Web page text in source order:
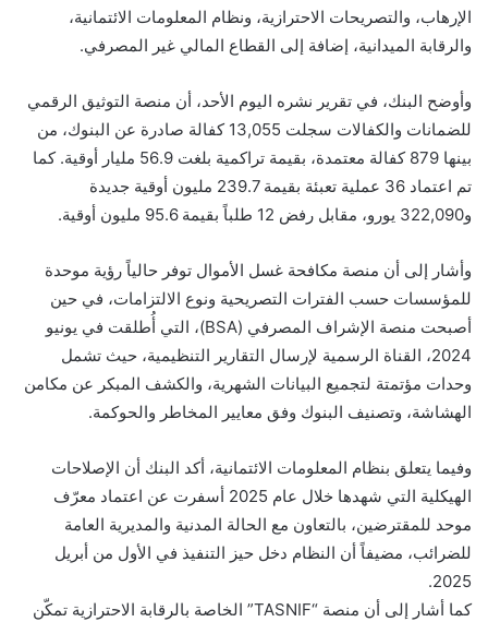
الإرهاب، والتصريحات الاحترازية، ونظام المعلومات الائتمانية،
والرقابة الميدانية، إضافة إلى القطاع المالي غير المصرفي.
وأوضح البنك، في تقرير نشره اليوم الأحد، أن منصة التوثيق الرقمي
للضمانات والكفالات سجلت 13,055 كفالة صادرة عن البنوك، من
بينها 879 كفالة معتمدة، بقيمة تراكمية بلغت 56.9 مليار أوقية. كما
تم اعتماد 36 عملية تعبئة بقيمة 239.7 مليون أوقية جديدة
و322,090 يورو، مقابل رفض 12 طلباً بقيمة 95.6 مليون أوقية.
وأشار إلى أن منصة مكافحة غسل الأموال توفر حالياً رؤية موحدة
للمؤسسات حسب الفترات التصريحية ونوع الالتزامات، في حين
أصبحت منصة الإشراف المصرفي (BSA)، التي أُطلقت في يونيو
2024، القناة الرسمية لإرسال التقارير التنظيمية، حيث تشمل
وحدات مؤتمتة لتجميع البيانات الشهرية، والكشف المبكر عن مكامن
الهشاشة، وتصنيف البنوك وفق معايير المخاطر والحوكمة.
وفيما يتعلق بنظام المعلومات الائتمانية، أكد البنك أن الإصلاحات
الهيكلية التي شهدها خلال عام 2025 أسفرت عن اعتماد معرّف
موحد للمقترضين، بالتعاون مع الحالة المدنية والمديرية العامة
للضرائب، مضيفاً أن النظام دخل حيز التنفيذ في الأول من أبريل
2025.
كما أشار إلى أن منصة “TASNIF” الخاصة بالرقابة الاحترازية تمكّن